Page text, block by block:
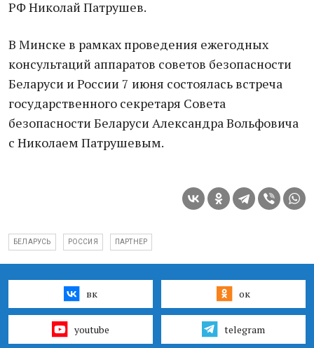
РФ Николай Патрушев.
В Минске в рамках проведения ежегодных
консультаций аппаратов советов безопасности
Беларуси и России 7 июня состоялась встреча
государственного секретаря Совета
безопасности Беларуси Александра Вольфовича
с Николаем Патрушевым.
БЕЛАРУСЬ РОССИЯ ПАРТНЕР
вк ок
youtube telegram